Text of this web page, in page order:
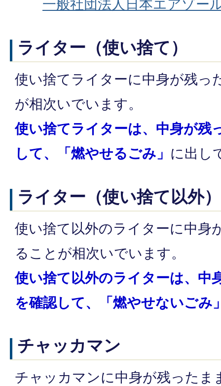
一般社団法人日本エアゾー
ライター（使い捨て）
使い捨てライターに中身が残っ
が相次いでいます。
使い捨てライターは、中身が残
して、
「燃やせるごみ」 に出し
ライター（使い捨て以外）
使い捨て以外のライターに中身
ることが相次いでいます。
使い捨て以外のライターは、中
を確認して、
「燃やせないごみ
チャッカマン
チャッカマンに中身が残ったま